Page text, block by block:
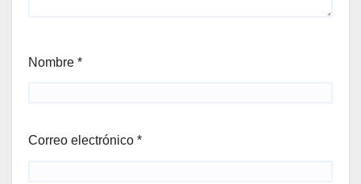
Nombre *
Correo electrónico *